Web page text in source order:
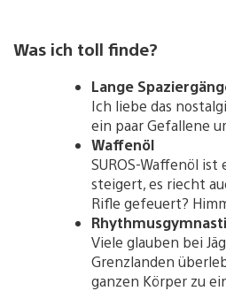
Was ich toll finde?
Lange
Ich liebe das
ein paar Gefallene
Waffenöl
SUROS-Waffenöl
steigert, es riecht
Rifle gefeuert?
Viele glauben bei
Grenzlanden
ganzen Körper zu